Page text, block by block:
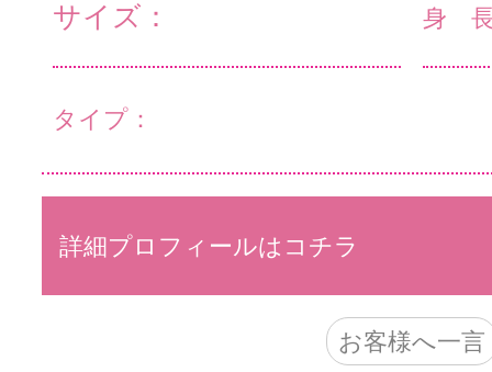
サイズ： 身
タイプ：
詳細プロフィールはコチラ
お客様へ一言